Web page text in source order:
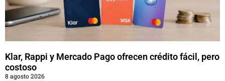
Klar, Rappi y Mercado Pago ofrecen crédito fácil, pero
costoso
8 agosto 2026